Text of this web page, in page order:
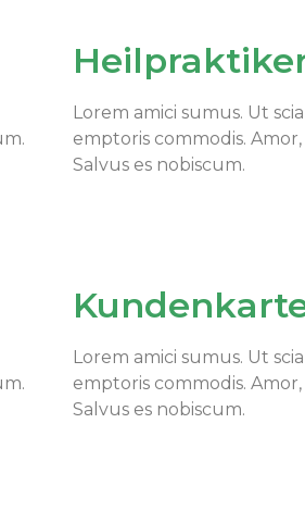
Lorem amici sumus. Ut
emptoris commodis.
Salvus es nobiscum.
Lorem amici sumus. Ut
emptoris commodis.
Salvus es nobiscum.